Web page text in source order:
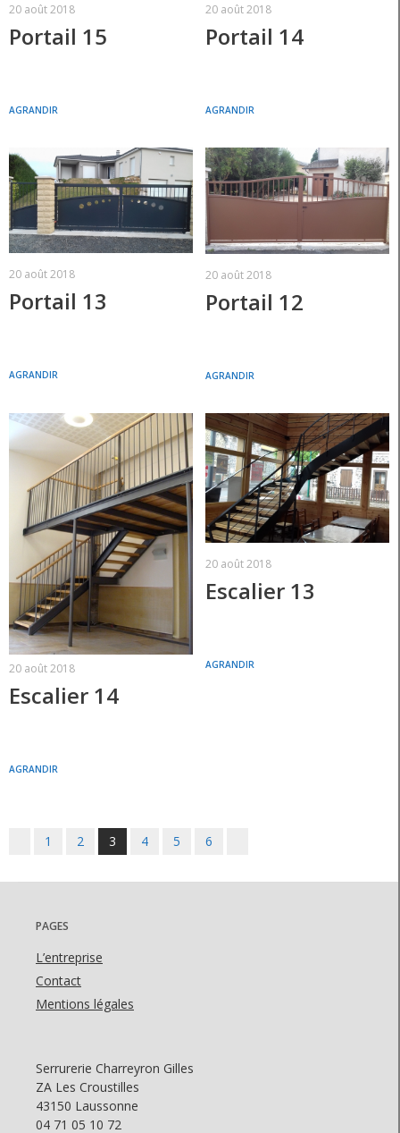
20 août 2018
Portail 15
AGRANDIR
20 août 2018
Portail 14
AGRANDIR
20 août 2018
Portail 13
AGRANDIR
20 août 2018
Portail 12
AGRANDIR
20 août 2018
Escalier 14
AGRANDIR
20 août 2018
Escalier 13
AGRANDIR
1 2 3 4 5 6
PAGES
L’entreprise
Contact
Mentions légales
Serrurerie Charreyron Gilles
ZA Les Croustilles
43150 Laussonne
04 71 05 10 72